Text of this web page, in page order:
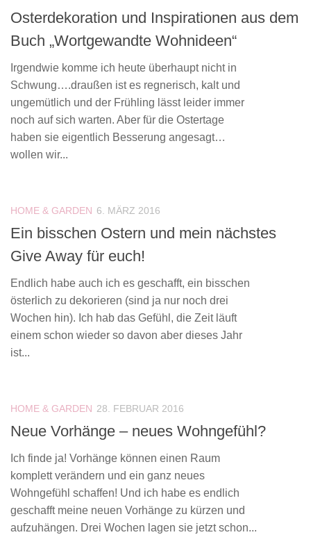
Osterdekoration und Inspirationen aus dem
Buch „Wortgewandte Wohnideen“
Irgendwie komme ich heute überhaupt nicht in
Schwung….draußen ist es regnerisch, kalt und
ungemütlich und der Frühling lässt leider immer
noch auf sich warten. Aber für die Ostertage
haben sie eigentlich Besserung angesagt…
wollen wir...
HOME & GARDEN 6. MÄRZ 2016
Ein bisschen Ostern und mein nächstes
Give Away für euch!
Endlich habe auch ich es geschafft, ein bisschen
österlich zu dekorieren (sind ja nur noch drei
Wochen hin). Ich hab das Gefühl, die Zeit läuft
einem schon wieder so davon aber dieses Jahr
ist...
HOME & GARDEN 28. FEBRUAR 2016
Neue Vorhänge – neues Wohngefühl?
Ich finde ja! Vorhänge können einen Raum
komplett verändern und ein ganz neues
Wohngefühl schaffen! Und ich habe es endlich
geschafft meine neuen Vorhänge zu kürzen und
aufzuhängen. Drei Wochen lagen sie jetzt schon...